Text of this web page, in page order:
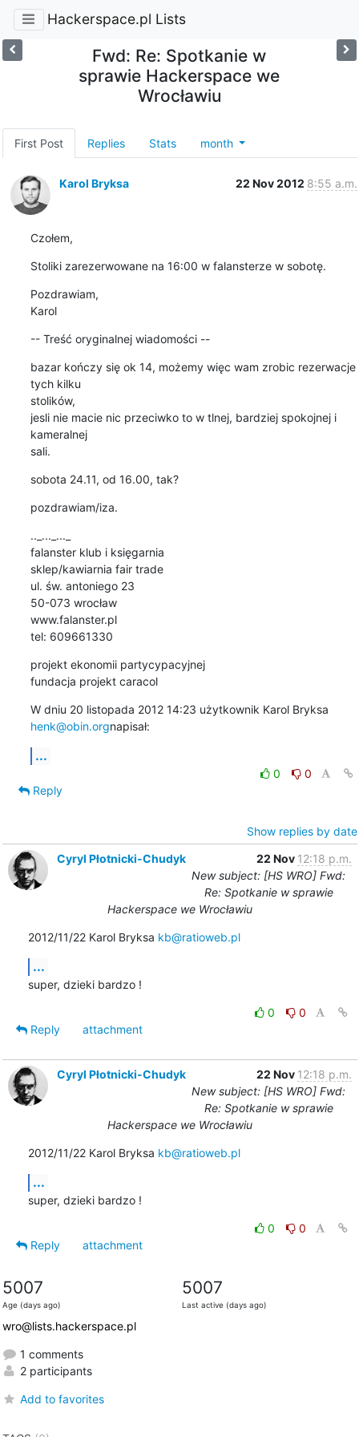
Hackerspace.pl Lists
Fwd: Re: Spotkanie w
sprawie Hackerspace we
Wrocławiu
First Post Replies Stats month
Karol Bryksa 22 Nov 2012 8:55 a.m.
Czołem,
Stoliki zarezerwowane na 16:00 w falansterze w sobotę.
Pozdrawiam,
Karol
-- Treść oryginalnej wiadomości --
bazar kończy się ok 14, możemy więc wam zrobic rezerwacje
tych kilku
stolików,
jesli nie macie nic przeciwko to w tlnej, bardziej spokojnej i
kameralnej
sali.
sobota 24.11, od 16.00, tak?
pozdrawiam/iza.
.._..._..._
falanster klub i księgarnia
sklep/kawiarnia fair trade
ul. św. antoniego 23
50-073 wrocław
www.falanster.pl
tel: 609661330
projekt ekonomii partycypacyjnej
fundacja projekt caracol
henk@obin.orgnapisał:
...
0
0
Reply
Show replies by date
Cyryl Płotnicki-Chudyk
22 Nov 12:18 p.m.
New subject: [HS WRO] Fwd:
Re: Spotkanie w sprawie
Hackerspace we Wrocławiu
2012/11/22 Karol Bryksa kb@ratioweb.pl
...
super, dzieki bardzo !
0
0
Reply
attachment
Cyryl Płotnicki-Chudyk 22 Nov 12:18 p.m.
New subject: [HS WRO] Fwd:
Re: Spotkanie w sprawie
Hackerspace we Wrocławiu
2012/11/22 Karol Bryksa kb@ratioweb.pl
...
super, dzieki bardzo !
0
0
Reply
attachment
5007
Age (days ago)
5007
Last active (days ago)
wro@lists.hackerspace.pl
1 comments
2 participants
Add to favorites